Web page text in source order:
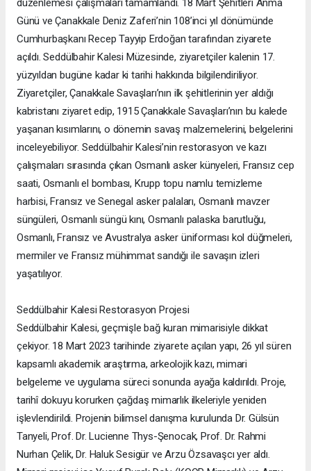
Günü ve Çanakkale Deniz Zaferi’nin 108’inci yıl dönümünde
Cumhurbaşkanı Recep Tayyip Erdoğan tarafından ziyarete
açıldı. Seddülbahir Kalesi Müzesinde, ziyaretçiler kalenin 17.
yüzyıldan bugüne kadar ki tarihi hakkında bilgilendiriliyor.
Ziyaretçiler, Çanakkale Savaşları’nın ilk şehitlerinin yer aldığı
kabristanı ziyaret edip, 1915 Çanakkale Savaşları’nın bu kalede
yaşanan kısımlarını, o dönemin savaş malzemelerini, belgelerini
inceleyebiliyor. Seddülbahir Kalesi’nin restorasyon ve kazı
çalışmaları sırasında çıkan Osmanlı asker künyeleri, Fransız cep
saati, Osmanlı el bombası, Krupp topu namlu temizleme
harbisi, Fransız ve Senegal asker palaları, Osmanlı mavzer
süngüleri, Osmanlı süngü kını, Osmanlı palaska barutluğu,
Osmanlı, Fransız ve Avustralya asker üniforması kol düğmeleri,
mermiler ve Fransız mühimmat sandığı ile savaşın izleri
yaşatılıyor.
Seddülbahir Kalesi Restorasyon Projesi
Seddülbahir Kalesi, geçmişle bağ kuran mimarisiyle dikkat
çekiyor. 18 Mart 2023 tarihinde ziyarete açılan yapı, 26 yıl süren
kapsamlı akademik araştırma, arkeolojik kazı, mimari
belgeleme ve uygulama süreci sonunda ayağa kaldırıldı. Proje,
tarihî dokuyu korurken çağdaş mimarlık ilkeleriyle yeniden
işlevlendirildi. Projenin bilimsel danışma kurulunda Dr. Gülsün
Tanyeli, Prof. Dr. Lucienne Thys-Şenocak, Prof. Dr. Rahmi
Nurhan Çelik, Dr. Haluk Sesigür ve Arzu Özsavaşcı yer aldı.